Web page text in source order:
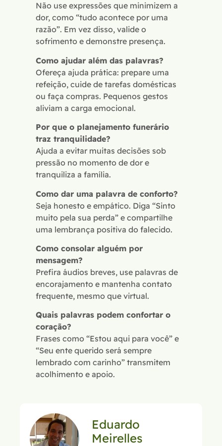
Não use expressões que minimizem a
dor, como “tudo acontece por uma
razão”. Em vez disso, valide o
sofrimento e demonstre presença.
Como ajudar além das palavras?
Ofereça ajuda prática: prepare uma
refeição, cuide de tarefas domésticas
ou faça compras. Pequenos gestos
aliviam a carga emocional.
Por que o planejamento funerário
traz tranquilidade?
Ajuda a evitar muitas decisões sob
pressão no momento de dor e
tranquiliza a família.
Como dar uma palavra de conforto?
Seja honesto e empático. Diga “Sinto
muito pela sua perda” e compartilhe
uma lembrança positiva do falecido.
Como consolar alguém por
mensagem?
Prefira áudios breves, use palavras de
encorajamento e mantenha contato
frequente, mesmo que virtual.
Quais palavras podem confortar o
coração?
Frases como “Estou aqui para você” e
“Seu ente querido será sempre
lembrado com carinho” transmitem
acolhimento e apoio.
Eduardo
Meirelles